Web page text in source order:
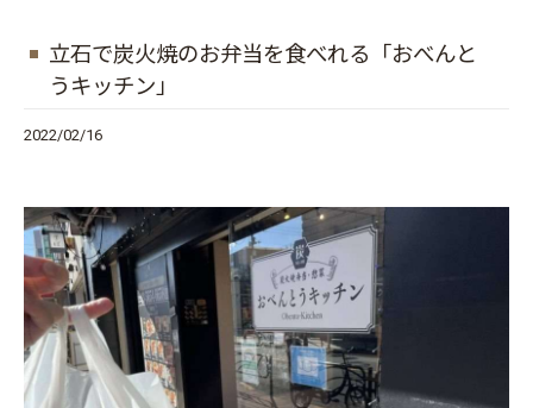
立石で炭火焼のお弁当を食べれる「おべんと
うキッチン」
2022/02/16